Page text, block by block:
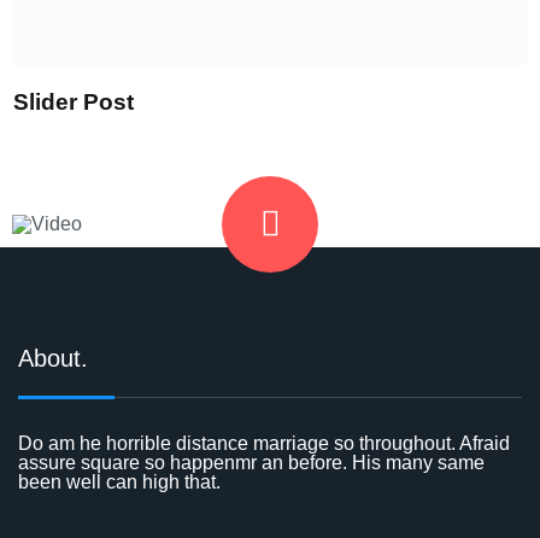
Slider Post
About.
Do am he horrible distance marriage so throughout. Afraid
assure square so happenmr an before. His many same
been well can high that.